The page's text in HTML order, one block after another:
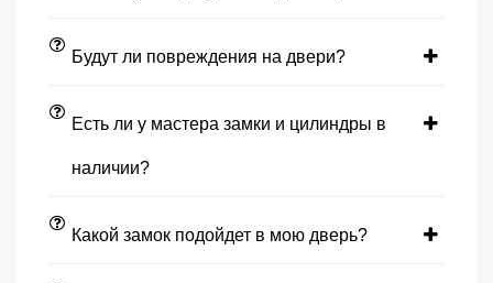
Будут ли повреждения на двери?
Есть ли у мастера замки и цилиндры в
наличии?
Какой замок подойдет в мою дверь?